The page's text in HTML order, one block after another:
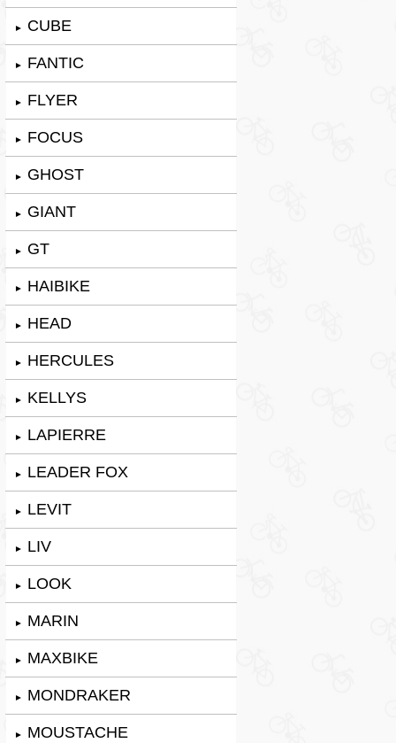
► CUBE
► FANTIC
► FLYER
► FOCUS
► GHOST
► GIANT
► GT
► HAIBIKE
► HEAD
► HERCULES
► KELLYS
► LAPIERRE
► LEADER FOX
► LEVIT
► LIV
► LOOK
► MARIN
► MAXBIKE
► MONDRAKER
► MOUSTACHE